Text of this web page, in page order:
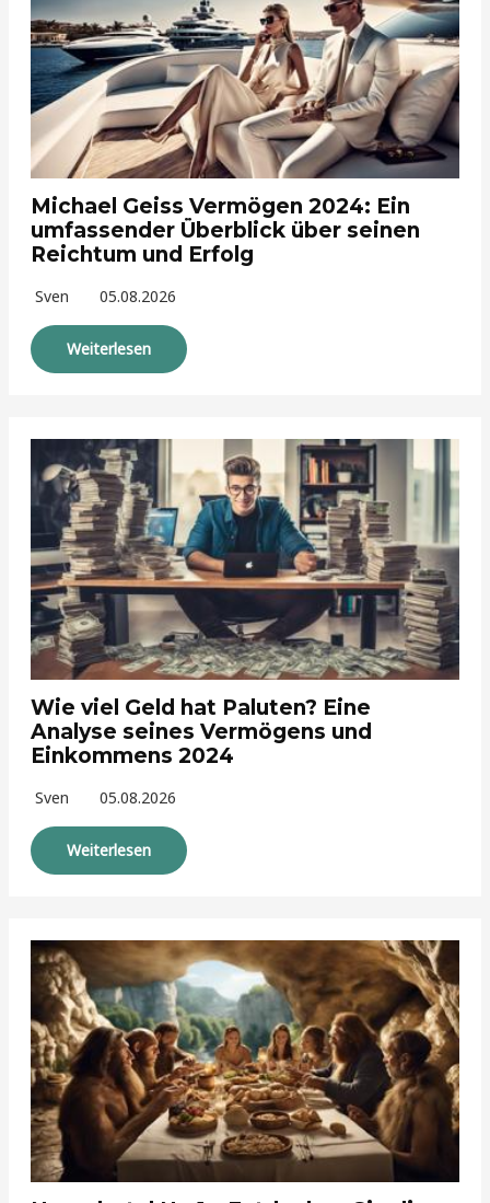
Michael Geiss Vermögen 2024: Ein
umfassender Überblick über seinen
Reichtum und Erfolg
Sven 05.08.2026
Weiterlesen
Wie viel Geld hat Paluten? Eine
Analyse seines Vermögens und
Einkommens 2024
Sven 05.08.2026
Weiterlesen